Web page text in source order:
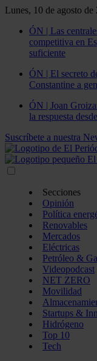
Lunes, 10 de agosto de
ÓN | Las
competitiva en
suficiente
ÓN | El secreto
Constantine a
ÓN | Joan
la respuesta
Suscríbete a nuestra
Secciones
Opinión
Política
Renovables
Mercados
Eléctricas
Petróleo &
Videopodcast
NET ZERO
Movilidad
Startups &
Hidrógeno
Top 10
Tech